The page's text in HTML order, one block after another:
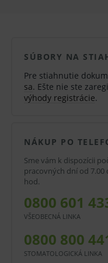
SÚBORY NA
Pre stiahnutie
sa. Ešte nie ste
výhody registrácie.
NÁKUP PO
Sme vám k dispozícii
pracovných dní od 7.00
hod.
0800 601
VŠEOBECNÁ LINKA
0800 800
STOMATOLOGICKÁ LINKA